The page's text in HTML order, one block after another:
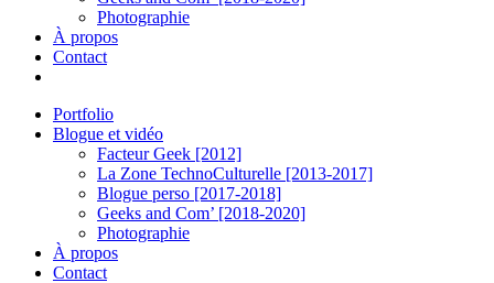
Photographie
À propos
Contact
Portfolio
Blogue et vidéo
Facteur Geek [2012]
La Zone TechnoCulturelle [2013-2017]
Blogue perso [2017-2018]
Geeks and Com’ [2018-2020]
Photographie
À propos
Contact